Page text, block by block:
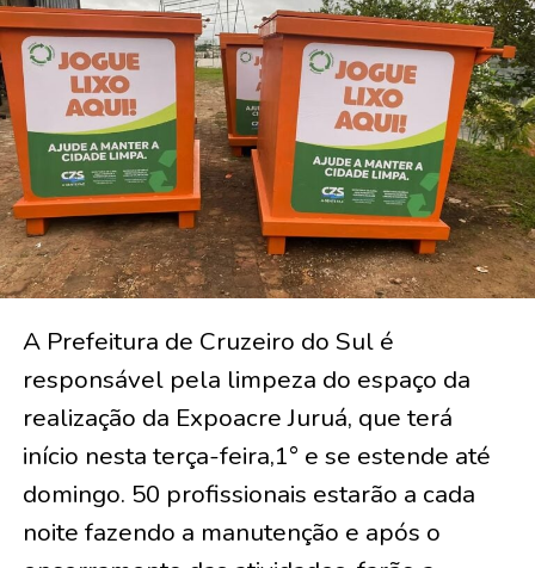
A Prefeitura de Cruzeiro do Sul é
responsável pela limpeza do espaço da
realização da Expoacre Juruá, que terá
início nesta terça-feira,1° e se estende até
domingo. 50 profissionais estarão a cada
noite fazendo a manutenção e após o